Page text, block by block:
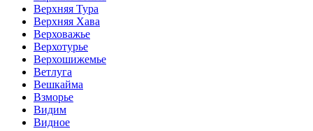
Верхняя Тура
Верхняя Хава
Верховажье
Верхотурье
Верхошижемье
Ветлуга
Вешкайма
Взморье
Видим
Видное